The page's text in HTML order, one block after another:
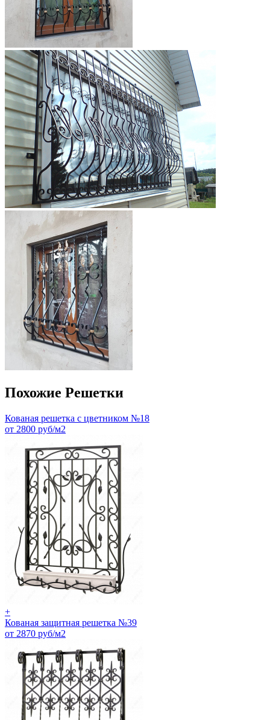
Похожие Решетки
Кованая решетка с цветником №18
от 2800 руб/м2
+
Кованая защитная решетка №39
от 2870 руб/м2